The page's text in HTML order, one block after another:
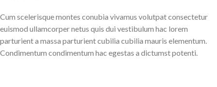
Cum scelerisque montes conubia vivamus volutpat consectetur
euismod ullamcorper netus quis dui vestibulum hac lorem
parturient a massa parturient cubilia cubilia mauris elementum.
Condimentum condimentum hac egestas a dictumst potenti.